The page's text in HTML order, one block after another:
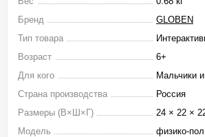
Бренд
GLOBEN
Тип товара
Возраст
6+
Для кого
Мальчики
Страна производства
Россия
Размеры (В×Ш×Г)
24 × 22 ×
Модель
физико-